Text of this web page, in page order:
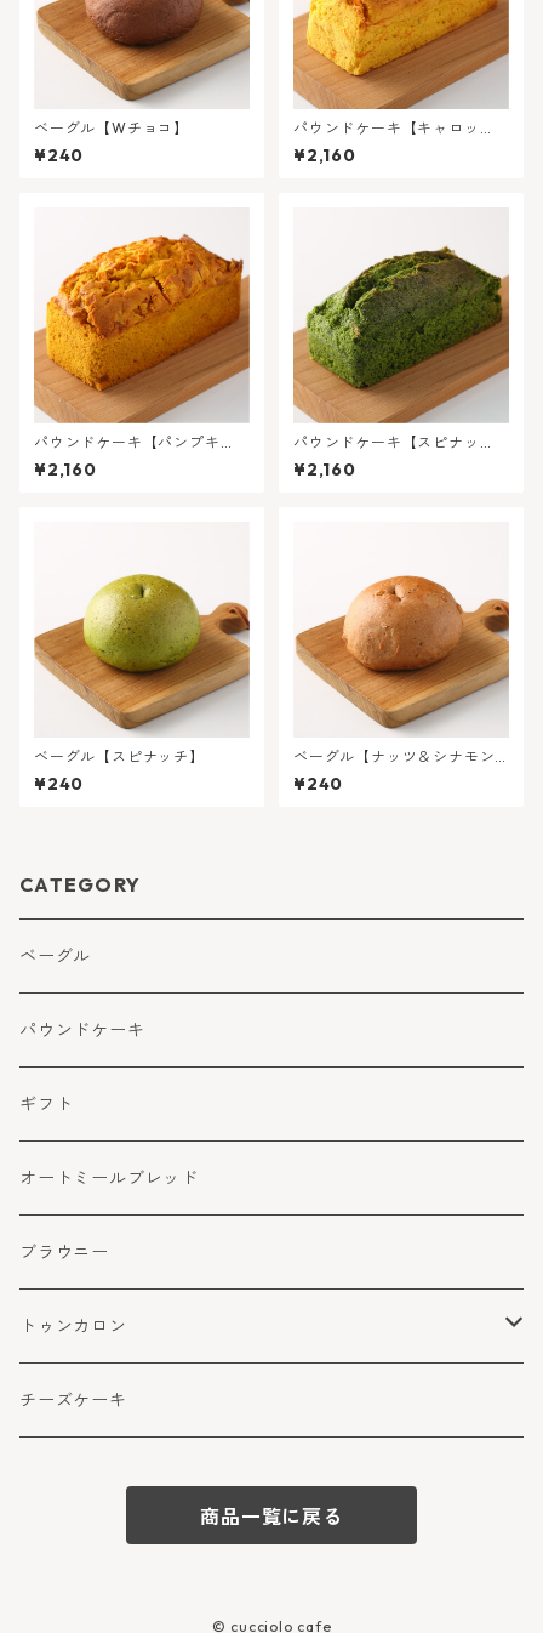
ベーグル【Wチョコ】
¥240
パウンドケーキ【キャロッ
ト】
¥2,160
パウンドケーキ【パンプキ
ン】
¥2,160
パウンドケーキ【スピナッ
チ】
¥2,160
ベーグル【スピナッチ】
¥240
ベーグル【ナッツ＆シナモン
レーズン】
¥240
CATEGORY
ベーグル
パウンドケーキ
ギフト
オートミールブレッド
ブラウニー
トゥンカロン
マカロン
チーズケーキ
商品一覧に戻る
© cucciolo cafe